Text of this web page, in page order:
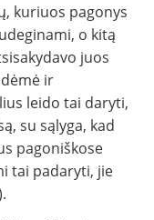
kuriuos pagonys
o kitą
juos
ir
leido tai daryti,
su sąlyga, kad
pagoniškose
tai padaryti, jie